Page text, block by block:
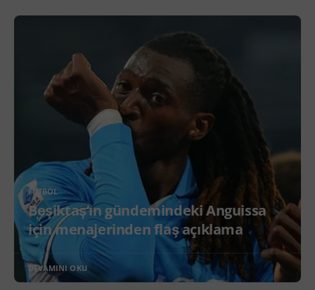
FUTBOL
Beşiktaş’ın gündemindeki Anguissa
için menajerinden flaş açıklama
DEVAMINI OKU